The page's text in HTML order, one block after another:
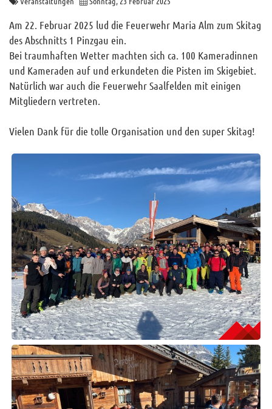
Funktionäre
Info und Tipps
Veranstaltungen
Mitgliederbereich
Home
RSS News
Links
Datenschutz
Am 22. Februar 2025 lud die Feuerwehr Maria Alm zum Skitag
des Abschnitts 1 Pinzgau ein.
Bei traumhaften Wetter machten sich ca. 100 Kameradinnen
und Kameraden auf und erkundeten die Pisten im Skigebiet.
Natürlich war auch die Feuerwehr Saalfelden mit einigen
Mitgliedern vertreten.
Vielen Dank für die tolle Organisation und den super Skitag!